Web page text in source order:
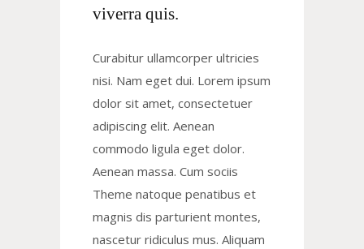
viverra quis.
Curabitur ullamcorper ultricies
nisi. Nam eget dui. Lorem ipsum
dolor sit amet, consectetuer
adipiscing elit. Aenean
commodo ligula eget dolor.
Aenean massa. Cum sociis
Theme natoque penatibus et
magnis dis parturient montes,
nascetur ridiculus mus. Aliquam